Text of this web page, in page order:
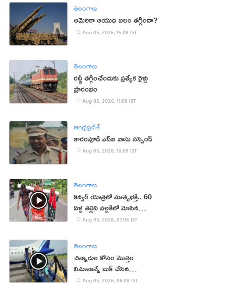
తెలంగాణ
అమెరికా ఆయుధ బలం తగ్గిందా?
Aug 05, 2026, 15:08 IST
తెలంగాణ
రద్దీ తగ్గించేందుకు ప్రత్యేక రైళ్లు
ప్రారంభం
Aug 05, 2026, 11:08 IST
ఆంధ్రప్రదేశ్
కారంపూడి ఎస్ఐ వాసు స‌స్పెండ్‌
Aug 05, 2026, 10:08 IST
తెలంగాణ
కన్వర్ యాత్రలో మాతృభక్తి.. 60
ఏళ్ల తల్లిని పల్లకిలో మోసిన
కొడుకు, కోడలు!
Aug 05, 2026, 07:08 IST
తెలంగాణ
చిన్నారుల కోసం మొత్తం
విమానాన్నే బుక్ చేసిన
యూట్యూబర్
Aug 05, 2026, 06:08 IST